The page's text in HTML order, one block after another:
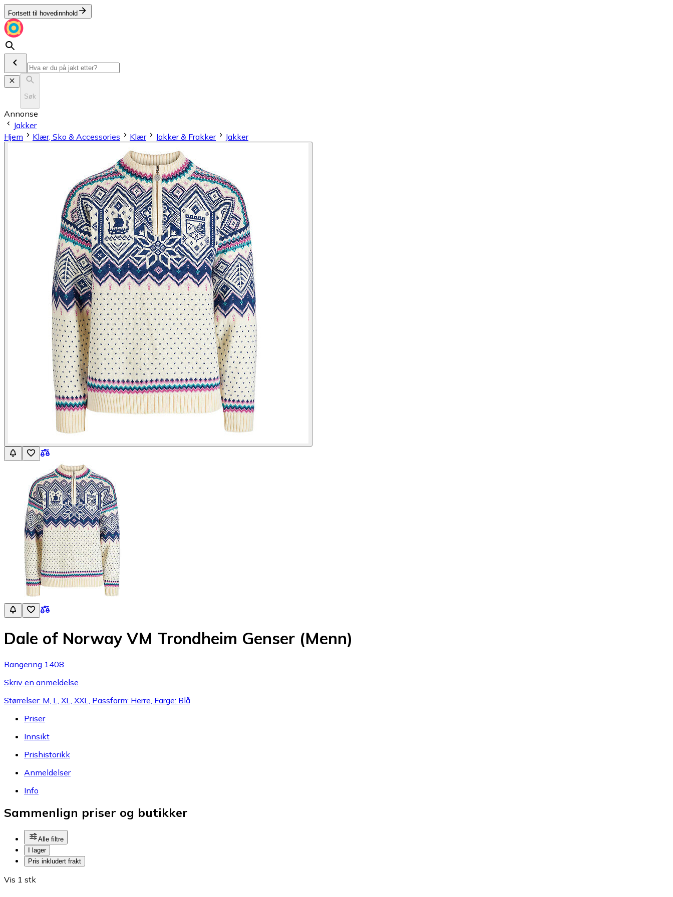
Fortsett til hovedinnhold
Søk
Annonse
Jakker
Hjem
Klær, Sko & Accessories Klær Jakker & Frakker Jakker
Dale of Norway VM Trondheim Genser (Menn)
Rangering 1408
Skriv en anmeldelse
Størrelser: M, L, XL, XXL, Passform: Herre, Farge: Blå
Priser
Innsikt
Prishistorikk
Anmeldelser
Info
Sammenlign priser og butikker
Alle filtre
I lager
Pris inkludert frakt
Vis 1 stk